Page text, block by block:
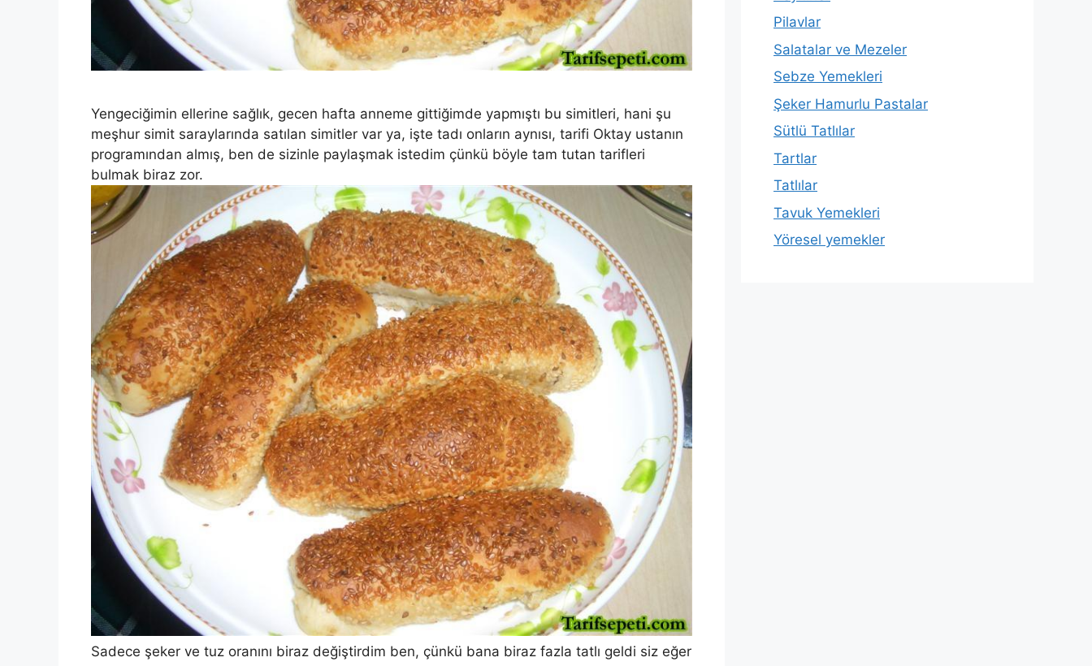
Yengeciğimin ellerine sağlık, gecen hafta anneme gittiğimde yapmıştı bu simitleri, hani şu
meşhur simit saraylarında satılan simitler var ya, işte tadı onların aynısı, tarifi Oktay ustanın
programından almış, ben de sizinle paylaşmak istedim çünkü böyle tam tutan tarifleri
bulmak biraz zor.
Sadece şeker ve tuz oranını biraz değiştirdim ben, çünkü bana biraz fazla tatlı geldi siz eğer
Pilavlar
Salatalar ve Mezeler
Sebze Yemekleri
Şeker Hamurlu Pastalar
Sütlü Tatlılar
Tartlar
Tatlılar
Tavuk Yemekleri
Yöresel yemekler